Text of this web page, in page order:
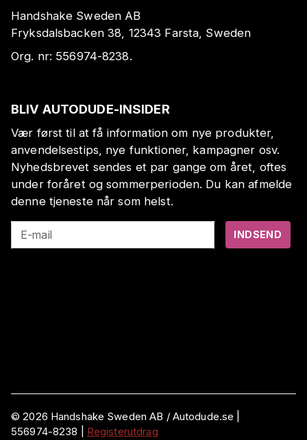
Handshake Sweden AB
Fryksdalsbacken 38, 12343 Farsta, Sweden
Org. nr: 556974-8238.
BLIV AUTODUDE-INSIDER
Vær først til at få information om nye produkter,
anvendelsestips, nye funktioner, kampagner osv.
Nyhedsbrevet sendes et par gange om året, oftes
under foråret og sommerperioden. Du kan afmelde
denne tjeneste når som helst.
E-mail INDSEND
©2026 Handshake Sweden AB / Autodude.se |
556974-8238
Registerutdrag